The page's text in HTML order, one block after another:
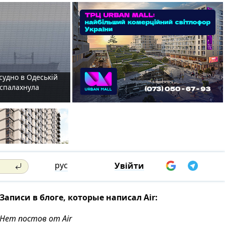
в Одеській
рус Увійти
Записи в блоге, которые написал Air:
Нет постов от Air